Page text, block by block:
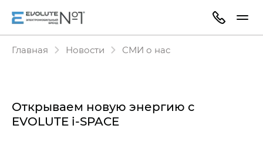
Главная Новости СМИ о нас
Открываем новую энергию с
EVOLUTE i-SPACE